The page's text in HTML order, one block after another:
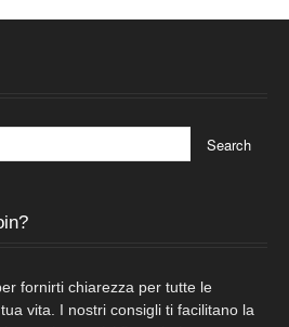
fornirti chiarezza per tutte le
vita. I nostri consigli ti facilitano la